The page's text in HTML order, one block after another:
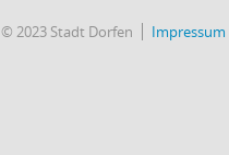
© 2023 Stadt Dorfen Impressum